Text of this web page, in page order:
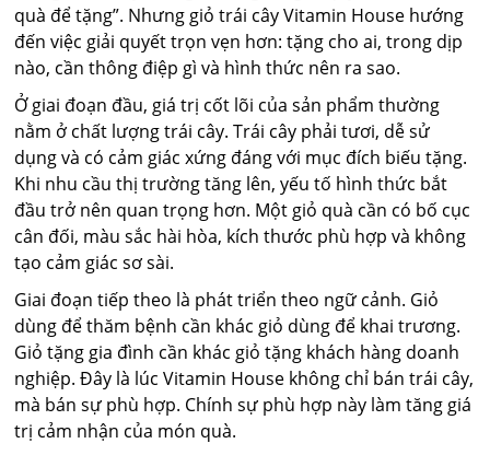
quà để tặng”. Nhưng giỏ trái cây Vitamin House hướng
đến việc giải quyết trọn vẹn hơn: tặng cho ai, trong dịp
nào, cần thông điệp gì và hình thức nên ra sao.
Ở giai đoạn đầu, giá trị cốt lõi của sản phẩm thường
nằm ở chất lượng trái cây. Trái cây phải tươi, dễ sử
dụng và có cảm giác xứng đáng với mục đích biếu tặng.
Khi nhu cầu thị trường tăng lên, yếu tố hình thức bắt
đầu trở nên quan trọng hơn. Một giỏ quà cần có bố cục
cân đối, màu sắc hài hòa, kích thước phù hợp và không
tạo cảm giác sơ sài.
Giai đoạn tiếp theo là phát triển theo ngữ cảnh. Giỏ
dùng để thăm bệnh cần khác giỏ dùng để khai trương.
Giỏ tặng gia đình cần khác giỏ tặng khách hàng doanh
nghiệp. Đây là lúc Vitamin House không chỉ bán trái cây,
mà bán sự phù hợp. Chính sự phù hợp này làm tăng giá
trị cảm nhận của món quà.